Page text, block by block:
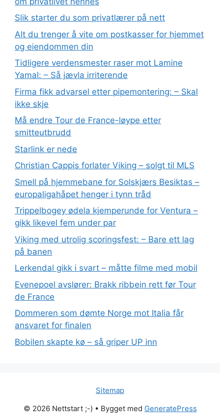
Slik starter du som privatlærer på nett
Alt du trenger å vite om postkasser for hjemmet
og eiendommen din
Tidligere verdensmester raser mot Lamine
Yamal: – Så jævla irriterende
Firma fikk advarsel etter pipemontering: – Skal
ikke skje
Må endre Tour de France-løype etter
smitteutbrudd
Starlink er nede
Christian Cappis forlater Viking – solgt til MLS
Smell på hjemmebane for Solskjærs Besiktas –
europaligahåpet henger i tynn tråd
Trippelbogey ødela kjemperunde for Ventura –
gikk likevel fem under par
Viking med utrolig scoringsfest: – Bare ett lag
på banen
Lerkendal gikk i svart – måtte filme med mobil
Evenepoel avslører: Brakk ribbein rett før Tour
de France
Dommeren som dømte Norge mot Italia får
ansvaret for finalen
Bobilen skapte kø – så griper UP inn
Sitemap
© 2026 Nettstart ;-) • Bygget med GeneratePress